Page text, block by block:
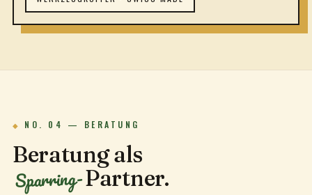
NO. 04 — BERATUNG
Beratung als
Sparring-Partner.